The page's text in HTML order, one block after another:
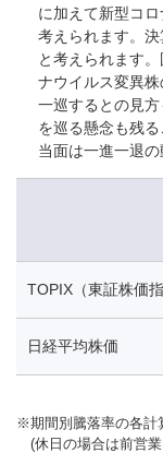
に加えて新型コ
考えられます。
と考えられます
ナウイルス変異
一巡するとの見
を巡る懸念も残
当面は一進一退の
TOPIX（東証株価指
日経平均株価
※期間別騰落率の各計
(休日の場合は前営